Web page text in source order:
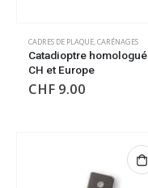
CADRES DE PLAQUE,CARÉNAGES
Catadioptre homologué
CH et Europe
CHF 9.00